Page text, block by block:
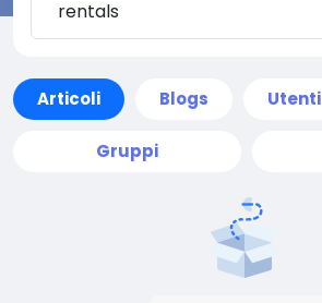
Articoli Blogs Utenti
Gruppi